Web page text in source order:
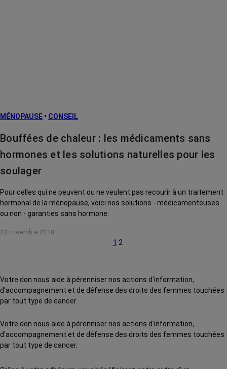
MÉNOPAUSE • CONSEIL
Bouffées de chaleur : les médicaments sans
hormones et les solutions naturelles pour les
soulager
Pour celles qui ne peuvent ou ne veulent pas recourir à un traitement
hormonal de la ménopause, voici nos solutions - médicamenteuses
ou non - garanties sans hormone.
23 novembre 2018
1 2
Votre don nous aide à pérenniser nos actions d'information,
d'accompagnement et de défense des droits des femmes touchées
par tout type de cancer.
Votre don nous aide à pérenniser nos actions d'information,
d'accompagnement et de défense des droits des femmes touchées
par tout type de cancer.